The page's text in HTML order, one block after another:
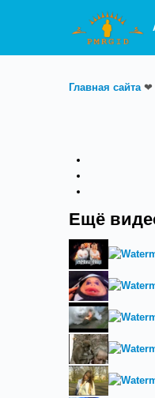
Главная сайта❤
Ещё